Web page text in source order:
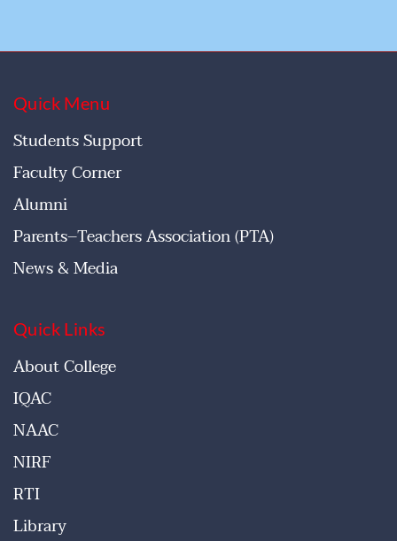
Quick Menu
Students Support
Faculty Corner
Alumni
Parents–Teachers Association (PTA)
News & Media
Quick Links
About College
IQAC
NAAC
NIRF
RTI
Library